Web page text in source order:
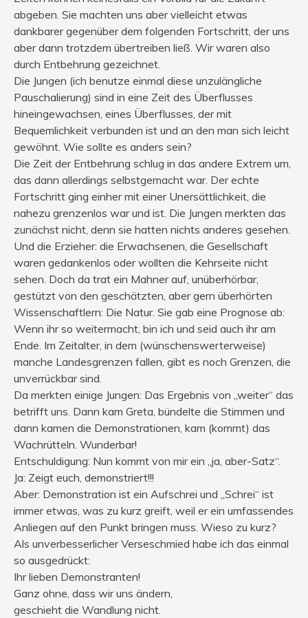
abgeben. Sie machten uns aber vielleicht etwas
dankbarer gegenüber dem folgenden Fortschritt, der uns
aber dann trotzdem übertreiben ließ. Wir waren also
durch Entbehrung gezeichnet.
Die Jungen (ich benutze einmal diese unzulängliche
Pauschalierung) sind in eine Zeit des Überflusses
hineingewachsen, eines Überflusses, der mit
Bequemlichkeit verbunden ist und an den man sich leicht
gewöhnt. Wie sollte es anders sein?
Die Zeit der Entbehrung schlug in das andere Extrem um,
das dann allerdings selbstgemacht war. Der echte
Fortschritt ging einher mit einer Unersättlichkeit, die
nahezu grenzenlos war und ist. Die Jungen merkten das
zunächst nicht, denn sie hatten nichts anderes gesehen.
Und die Erzieher: die Erwachsenen, die Gesellschaft
waren gedankenlos oder wollten die Kehrseite nicht
sehen. Doch da trat ein Mahner auf, unüberhörbar,
gestützt von den geschätzten, aber gern überhörten
Wissenschaftlern: Die Natur. Sie gab eine Prognose ab:
Wenn ihr so weitermacht, bin ich und seid auch ihr am
Ende. Im Zeitalter, in dem (wünschenswerterweise)
manche Landesgrenzen fallen, gibt es noch Grenzen, die
unverrückbar sind.
Da merkten einige Jungen: Das Ergebnis von „weiter“ das
betrifft uns. Dann kam Greta, bündelte die Stimmen und
dann kamen die Demonstrationen, kam (kommt) das
Wachrütteln. Wunderbar!
Entschuldigung: Nun kommt von mir ein „ja, aber-Satz“.
Ja: Zeigt euch, demonstriert!!!
Aber: Demonstration ist ein Aufschrei und „Schrei“ ist
immer etwas, was zu kurz greift, weil er ein umfassendes
Anliegen auf den Punkt bringen muss. Wieso zu kurz?
Als unverbesserlicher Verseschmied habe ich das einmal
so ausgedrückt:
Ihr lieben Demonstranten!
Ganz ohne, dass wir uns ändern,
geschieht die Wandlung nicht.